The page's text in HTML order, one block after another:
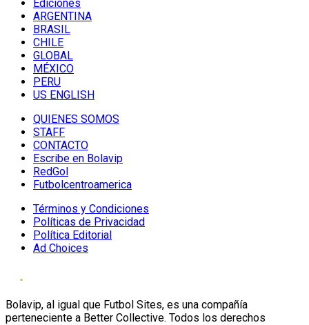
Ediciones
ARGENTINA
BRASIL
CHILE
GLOBAL
MÉXICO
PERU
US ENGLISH
QUIENES SOMOS
STAFF
CONTACTO
Escribe en Bolavip
RedGol
Futbolcentroamerica
Términos y Condiciones
Políticas de Privacidad
Política Editorial
Ad Choices
Bolavip, al igual que Futbol Sites, es una compañía
perteneciente a Better Collective. Todos los derechos